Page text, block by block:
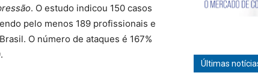
. O estudo indicou 150 casos
pelo menos 189 profissionais e
O número de ataques é 167%
Últimas